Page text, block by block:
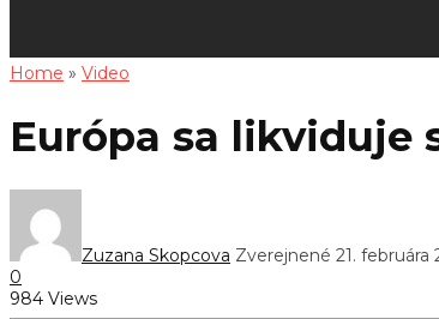
Home » Video
Európa sa likviduje
Zuzana Skopcova Zverejnené 21. februára
0
984 Views